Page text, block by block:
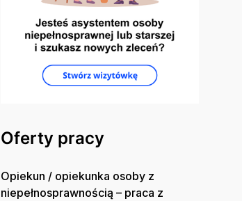
Oferty pracy
Opiekun / opiekunka osoby z
niepełnosprawnością – praca z